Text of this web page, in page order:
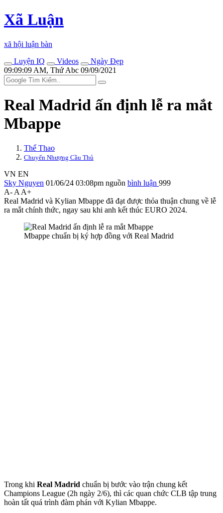
Xã Luận
xã hội luận bàn
Luyện IQ
Videos
Ngày Đẹp
09:09:09 AM, Thứ Abc 09/09/2021
Real Madrid ấn định lễ ra mắt
Mbappe
Thể Thao
Chuyển Nhượng Cầu Thủ
VN EN
Sky Nguyen 01/06/24 03:08pm nguồn bình luận 999
A- A A+
Real Madrid và Kylian Mbappe đã đạt được thỏa thuận chung về lễ
ra mắt chính thức, ngay sau khi anh kết thúc EURO 2024.
Mbappe chuẩn bị ký hợp đồng với Real Madrid
Trong khi Real Madrid chuẩn bị bước vào trận chung kết
Champions League (2h ngày 2/6), thì các quan chức CLB tập trung
hoàn tất quá trình đàm phán với Kylian Mbappe.